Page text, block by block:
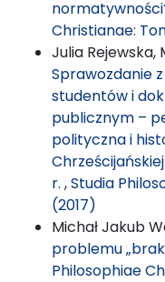
Christianae:
Julia Rejewska,
Sprawozdanie
studentów i
publicznym –
polityczna i
r. ,Studia
(2017)
Michał Jakub
problemu
Philosophiae